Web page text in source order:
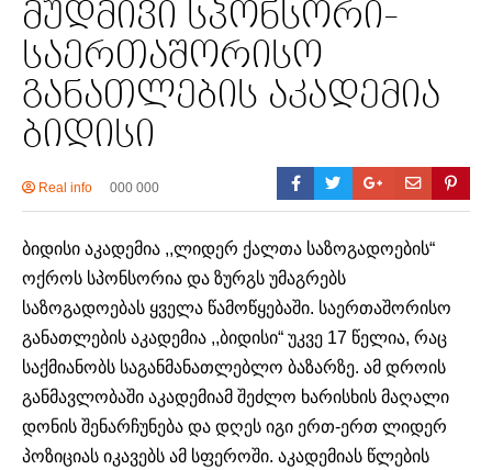
მუდმივი სპონსორი-
საერთაშორისო
განათლების აკადემია
ბიდისი
Real info 000 000
ბიდისი აკადემია ,,ლიდერ ქალთა საზოგადოების“
ოქროს სპონსორია და ზურგს უმაგრებს
საზოგადოებას ყველა წამოწყებაში. საერთაშორისო
განათლების აკადემია ,,ბიდისი“ უკვე 17 წელია, რაც
საქმიანობს საგანმანათლებლო ბაზარზე. ამ დროის
განმავლობაში აკადემიამ შეძლო ხარისხის მაღალი
დონის შენარჩუნება და დღეს იგი ერთ-ერთ ლიდერ
პოზიციას იკავებს ამ სფეროში. აკადემიას წლების